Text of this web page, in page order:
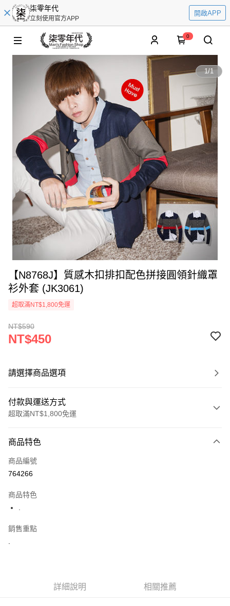
柒零年代
立刻使用官方APP
開啟APP
0
1/1
【N8768J】質感木扣排扣配色拼接圓領針織罩
衫外套 (JK3061)
超取滿NT$1,800免運
NT$590
NT$450
請選擇商品選項
付款與運送方式
超取滿NT$1,800免運
信用卡一次付款
超商取貨付款
街口支付
悠遊付
AFTEE先享後付
商品特色
商品編號
764266
商品特色
銷售重點
詳細說明 相關推薦